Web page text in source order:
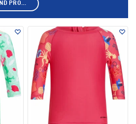
SHOP AUSWÄHLEN UND PRODUKTE ANZEIGEN